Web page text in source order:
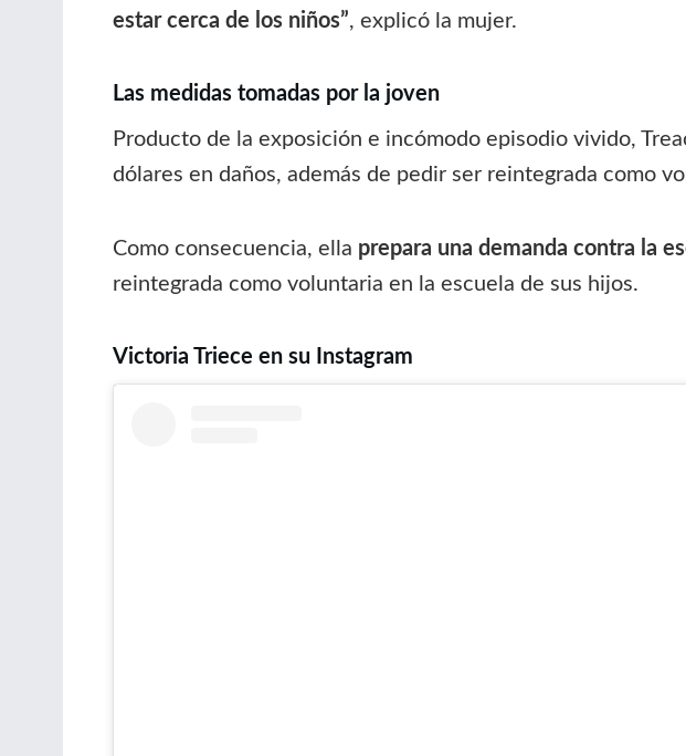
estar cerca de los niños”, explicó la mujer.
Las medidas tomadas por la joven
Producto de la exposición e incómodo episodio vivido,
dólares en daños, además de pedir ser reintegrada como
Como consecuencia, ella prepara una demanda contra la
reintegrada como voluntaria en la escuela de sus hijos.
Victoria Triece en su Instagram